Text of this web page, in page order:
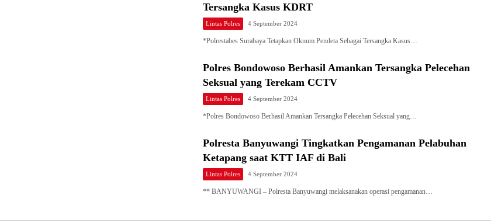
Tersangka Kasus KDRT
Lintas Polres 4 September 2024
*Polrestabes Surabaya Tetapkan Oknum Pendeta Sebagai Tersangka Kasus…
Polres Bondowoso Berhasil Amankan Tersangka Pelecehan
Seksual yang Terekam CCTV
Lintas Polres 4 September 2024
*Polres Bondowoso Berhasil Amankan Tersangka Pelecehan Seksual yang…
Polresta Banyuwangi Tingkatkan Pengamanan Pelabuhan
Ketapang saat KTT IAF di Bali
Lintas Polres 4 September 2024
** BANYUWANGI – Polresta Banyuwangi melaksanakan operasi pengamanan…